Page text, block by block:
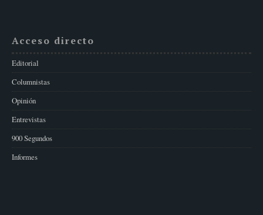
Acceso directo
Editorial
Columnistas
Opinión
Entrevistas
900 Segundos
Informes